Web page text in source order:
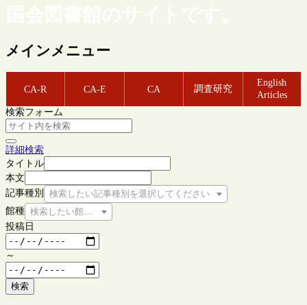
国会図書館のサイトです。
メインメニュー
CA-R CA-E CA 調査研究
English
Articles
検索フォーム
詳細検索
タイトル
本文
記事種別
検索したい記事種別を選択してください
館種 検索したい館種を選択してください
投稿日
～
検索